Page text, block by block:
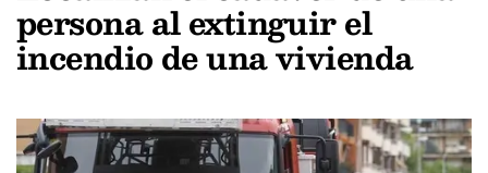
persona al extinguir el
incendio de una vivienda